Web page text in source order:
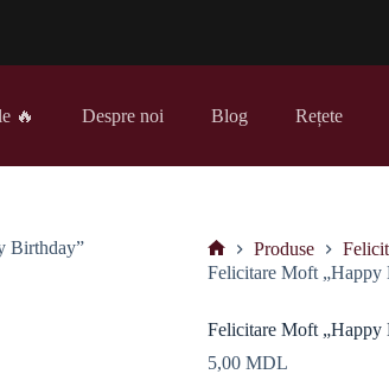
🔥 Despre noi Blog Rețete
Prima
Produse
Felicitare Moft „Happy
Felicitare Moft „Happy
5,00 MDL